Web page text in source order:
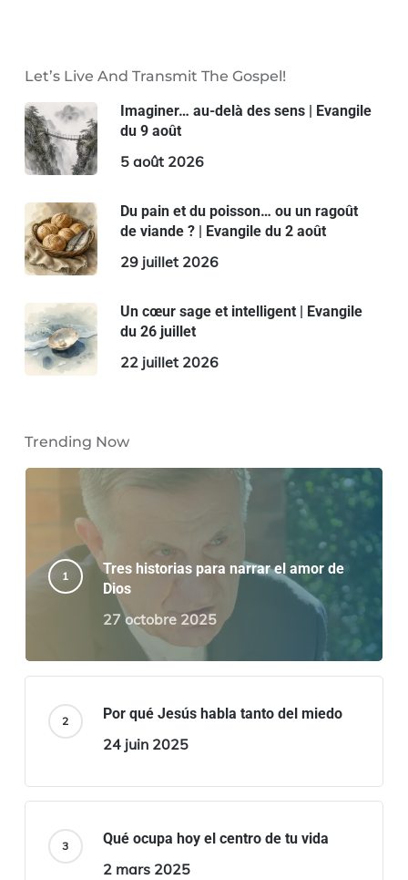
Let’s Live And Transmit The Gospel!
Imaginer… au-delà des sens | Evangile
du 9 août
5 août 2026
Du pain et du poisson… ou un ragoût
de viande ? | Evangile du 2 août
29 juillet 2026
Un cœur sage et intelligent | Evangile
du 26 juillet
22 juillet 2026
Trending Now
Tres historias para narrar el amor de
Dios
27 octobre 2025
Por qué Jesús habla tanto del miedo
24 juin 2025
Qué ocupa hoy el centro de tu vida
2 mars 2025